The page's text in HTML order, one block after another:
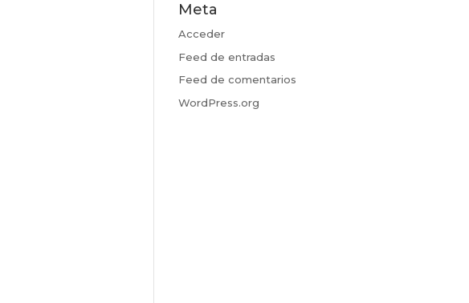
Meta
Acceder
Feed de entradas
Feed de comentarios
WordPress.org